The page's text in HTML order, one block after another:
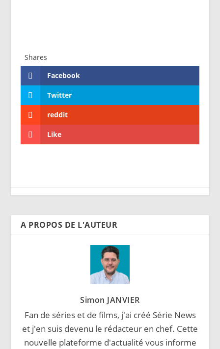
Shares
Facebook
Twitter
reddit
Like
A PROPOS DE L'AUTEUR
Simon JANVIER
Fan de séries et de films, j'ai créé Série News
et j'en suis devenu le rédacteur en chef. Cette
nouvelle plateforme d'actualité vous informe